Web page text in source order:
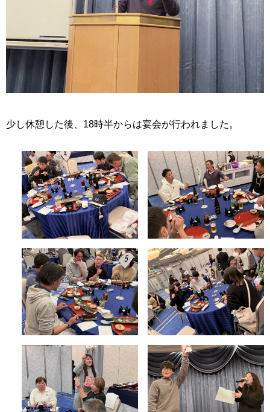
少し休憩した後、18時半からは宴会が行われました。